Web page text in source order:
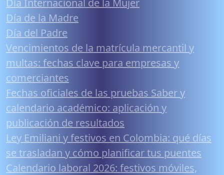
Día de la Madre
Día del Padre
Vencimientos de la matrícula mercantil y
multas: fechas clave para empresas y
comerciantes
Fechas oficiales de las pruebas Saber y
calendario académico: aplicación y
publicación de resultados
Ley Emiliani y festivos en Colombia: qué días
se trasladan y cómo planificar tus puentes
Calendario laboral 2026: festivos móviles,